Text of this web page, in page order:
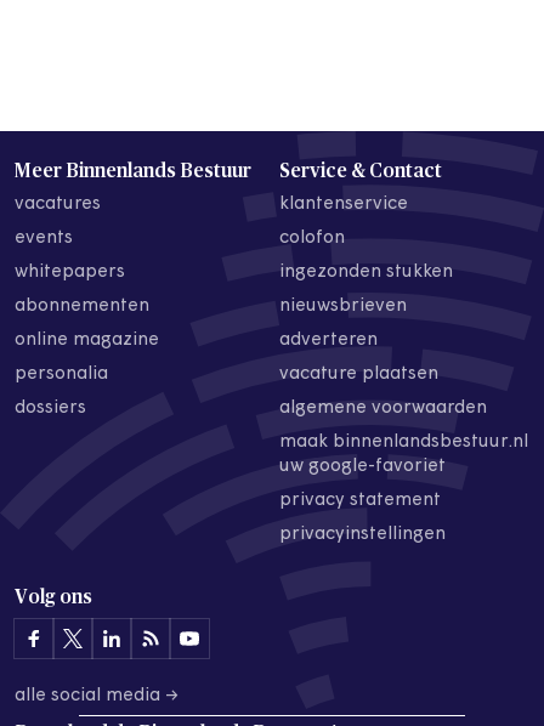
Meer Binnenlands Bestuur
vacatures
events
whitepapers
abonnementen
online magazine
personalia
dossiers
Service & Contact
klantenservice
colofon
ingezonden stukken
nieuwsbrieven
adverteren
vacature plaatsen
algemene voorwaarden
maak binnenlandsbestuur.nl
uw google-favoriet
privacy statement
privacyinstellingen
Volg ons
alle social media →